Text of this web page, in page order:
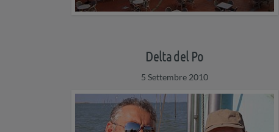
Delta del Po
5 Settembre 2010